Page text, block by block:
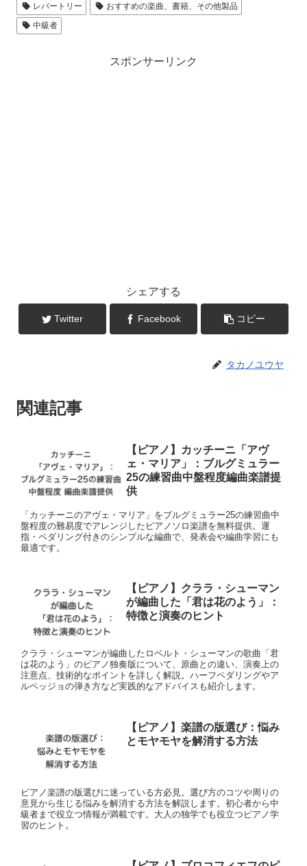
レパートリー
おすすめの楽曲、書籍、その他製品
中級者
スポンサーリンク
シェアする
Twitter Facebook コピー
タカノユウヤ
関連記事
【ピアノ】カッチーニ「アヴ
ェ・マリア」：ブルグミュラー
25の練習曲中盤程度編曲楽譜提
供
「カッチーニのアヴェ・マリア」をブルグミュラー25の練習曲中
盤程度の難易度でアレンジしたピアノソロ楽譜を無料提供。運
指・ペダリング付きのシンプルな編曲で、発表会や編曲学習にも
最適です。
【ピアノ】クララ・シューマン
が編曲した「君は花のよう」：
特徴と演奏のヒント
クララ・シューマンが編曲したロベルト・シューマンの歌曲「君
は花のよう」のピアノ独奏版について、原曲との違い、演奏上の
注意点、技術的なポイントを詳しく解説。ハーフペダリングやア
ルペッジョの弾き方など実践的なアドバイスも紹介します。
【ピアノ】楽譜の版選び：悩み
とモヤモヤを解消する方法
ピアノ楽譜の版選びに迷っている方必見。選び方のコツや周りの
意見から生じる悩みを解消する方法を解説します。初心者から中
級者まで役立つ情報が満載です。大人の独学でも役立つピアノ学
習のヒント。